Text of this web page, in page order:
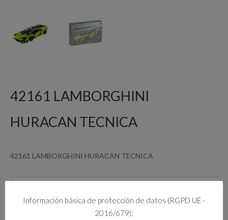
42161 LAMBORGHINI
HURACAN TECNICA
42161 LAMBORGHINI HURACAN TECNICA
Este producto no está disponible porque no quedan existencias.
Información básica de protección de datos (RGPD UE -
2016/679):